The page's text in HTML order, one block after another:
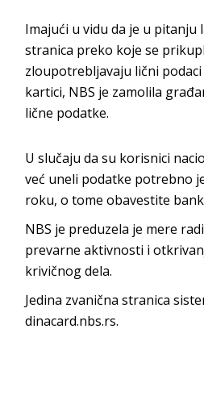
Imajući u vidu da je u pitanju
stranica preko koje se
zloupotrebljavaju lični
kartici, NBS je zamolila
lične podatke.
U slučaju da su korisnici
već uneli podatke potrebno
roku, o tome obavestite
NBS je preduzela je mere
prevarne aktivnosti i
krivičnog dela.
Jedina zvanična stranica
dinacard.nbs.rs.